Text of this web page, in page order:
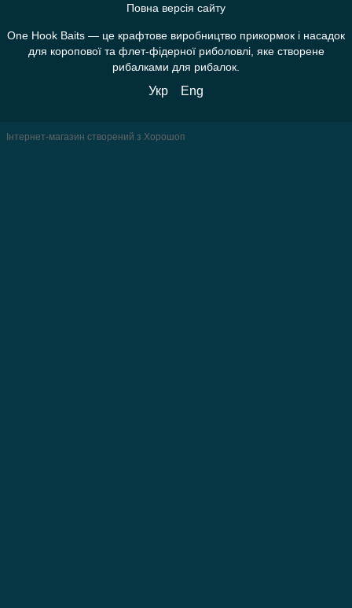
Повна версія сайту
One Hook Baits — це крафтове виробництво прикормок і насадок
для коропової та флет-фідерної риболовлі, яке створене
рибалками для рибалок.
Укр Eng
Інтернет-магазин створений з Хорошоп